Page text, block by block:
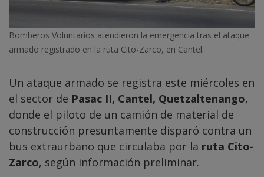
Bomberos Voluntarios atendieron la emergencia tras el ataque
armado registrado en la ruta Cito-Zarco, en Cantel.
Un ataque armado se registra este miércoles en
el sector de Pasac II, Cantel, Quetzaltenango,
donde el piloto de un camión de material de
construcción presuntamente disparó contra un
bus extraurbano que circulaba por la ruta Cito-
Zarco, según información preliminar.